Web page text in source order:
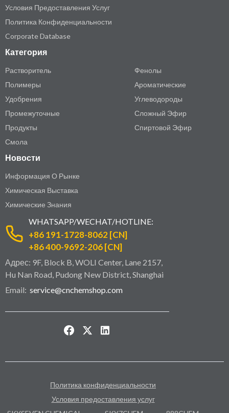
Условия Предоставления Услуг
Политика Конфиденциальности
Corporate Database
Категория
Растворитель
Полимеры
Удобрения
Промежуточные
Продукты
Смола
Фенолы
Ароматические
Углеводороды
Сложный Эфир
Спиртовой Эфир
Новости
Информация О Рынке
Химическая Выставка
Химические Знания
WHATSAPP/WECHAT/HOTLINE:
+86 191-1728-8062 [CN]
+86 400-9692-206 [CN]
Адрес: 9F, Block B, WOLI Center, Lane 2157,
Hu Nan Road, Pudong New District, Shanghai
Email: service@cnchemshop.com
Политика конфиденциальности
Условия предоставления услуг